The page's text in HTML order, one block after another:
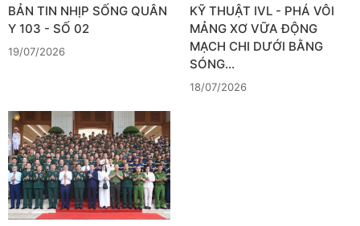
BẢN TIN NHỊP SỐNG QUÂN
Y 103 - SỐ 02
19/07/2026
KỸ THUẬT IVL - PHÁ VÔI
MẢNG XƠ VỮA ĐỘNG
MẠCH CHI DƯỚI BẰNG
SÓNG…
18/07/2026